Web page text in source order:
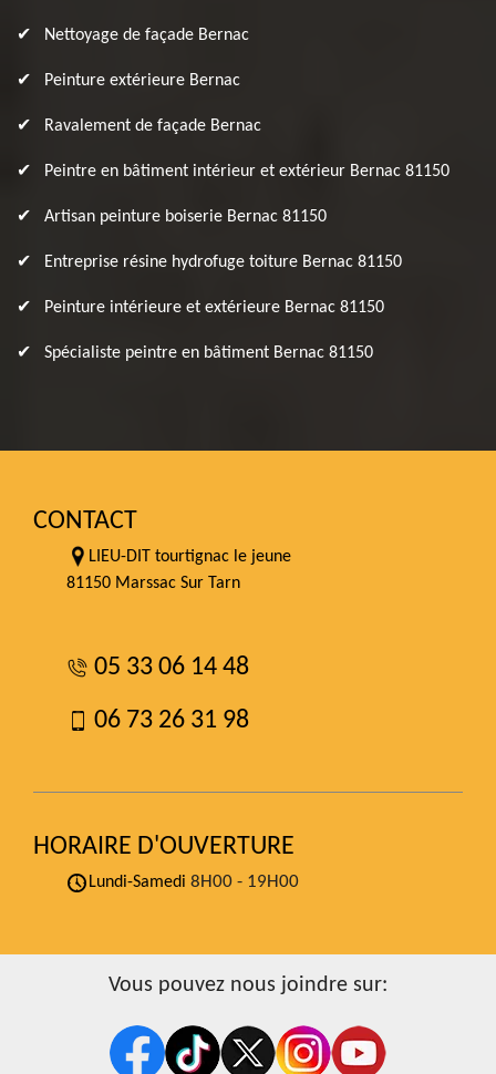
Nettoyage de façade Bernac
Peinture extérieure Bernac
Ravalement de façade Bernac
Peintre en bâtiment intérieur et extérieur Bernac 81150
Artisan peinture boiserie Bernac 81150
Entreprise résine hydrofuge toiture Bernac 81150
Peinture intérieure et extérieure Bernac 81150
Spécialiste peintre en bâtiment Bernac 81150
CONTACT
LIEU-DIT tourtignac le jeune
81150 Marssac Sur Tarn
05 33 06 14 48
06 73 26 31 98
HORAIRE D'OUVERTURE
Lundi-Samedi 8H00 - 19H00
Vous pouvez nous joindre sur: